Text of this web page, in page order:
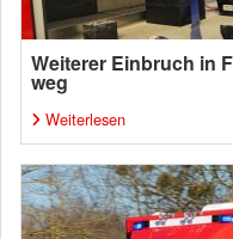
Weiterer Einbruch in
weg
Weiterlesen